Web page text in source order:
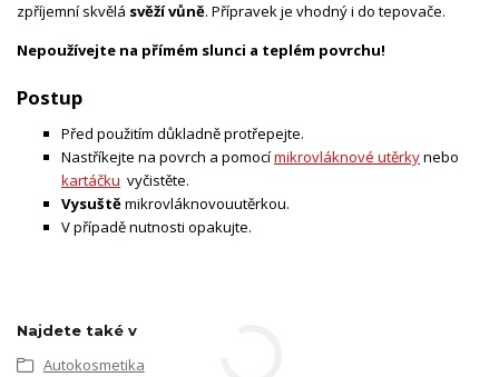
zpříjemní skvělá svěží vůně. Přípravek je vhodný i do tepovače.
Nepoužívejte na přímém slunci a teplém povrchu!
Postup
Před použitím důkladně protřepejte.
Nastříkejte na povrch a pomocímikrovláknové utěrkynebo
kartáčku vyčistěte.
Vysuštěmikrovláknovouutěrkou.
V případě nutnosti opakujte.
Najdete také v
Autokosmetika